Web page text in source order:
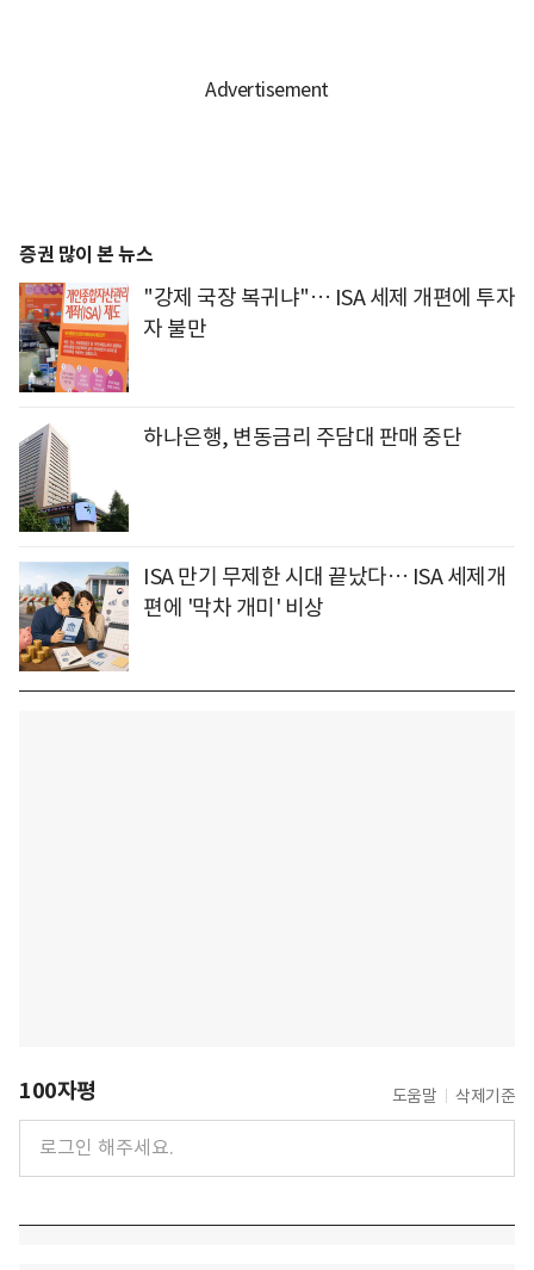
증권 많이 본 뉴스
"강제 국장 복귀냐"… ISA 세제 개편에 투자
자 불만
하나은행, 변동금리 주담대 판매 중단
ISA 만기 무제한 시대 끝났다… ISA 세제개
편에 '막차 개미' 비상
100자평 도움말 삭제기준